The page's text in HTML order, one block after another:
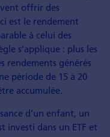
offrir des
est le rendement
à celui des
s’applique : plus les
rendements générés
période de 15 à 20
accumulée.
d’un enfant, un
investi dans un ETF et